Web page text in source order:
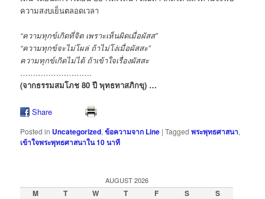
ความสงบเย็นตลอดเวลา
“ความทุกข์เกิดที่จิต เพราะเห็นผิดเมื่อผัสส”
“ความทุกข์จะไม่โผล่ ถ้าไม่โง่เมื่อผัสสะ”
ความทุกข์เกิดไม่ได้ ถ้าเข้าใจเรื่องผัสสะ
……………………….
(จากธรรมสมโภช 80 ปี พุทธทาสภิกขุ) …
Share
Posted in Uncategorized,ข้อความจาก Line |Tagged พระพุทธศาสนา,
เข้าใจพระพุทธศาสนาใน 10 นาที
AUGUST 2026
M T W T F S S